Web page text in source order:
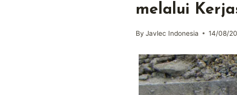
melalui
By Javlec Indonesia 14/08/